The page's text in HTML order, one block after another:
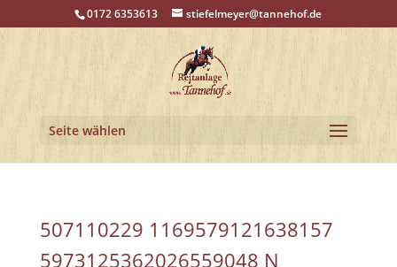
0172 6353613 stiefelmeyer@tannehof.de
Seite wählen
507110229 1169579121638157
5973125362026559048 N